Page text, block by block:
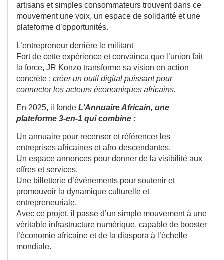
artisans et simples consommateurs trouvent dans ce
mouvement une voix, un espace de solidarité et une
plateforme d’opportunités.
L’entrepreneur derrière le militant
Fort de cette expérience et convaincu que l’union fait
la force, JR Konzo transforme sa vision en action
concrète : créer un outil digital puissant pour
connecter les acteurs économiques africains.
En 2025, il fonde L’Annuaire Africain, une
plateforme 3-en-1 qui combine :
Un annuaire pour recenser et référencer les
entreprises africaines et afro-descendantes,
Un espace annonces pour donner de la visibilité aux
offres et services,
Une billetterie d’événements pour soutenir et
promouvoir la dynamique culturelle et
entrepreneuriale.
Avec ce projet, il passe d’un simple mouvement à une
véritable infrastructure numérique, capable de booster
l’économie africaine et de la diaspora à l’échelle
mondiale.